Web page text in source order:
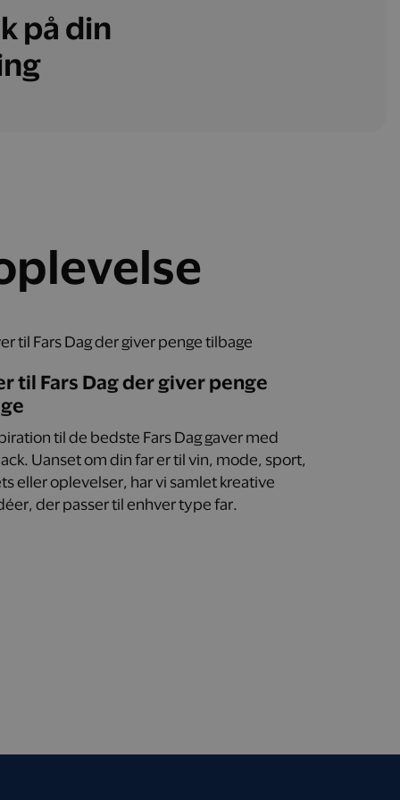
på din
til Fars Dag der giver penge
til de bedste Fars Dag gaver med
Uanset om din far er til vin, mode, sport,
eller oplevelser, har vi samlet kreative
der passer til enhver type far.